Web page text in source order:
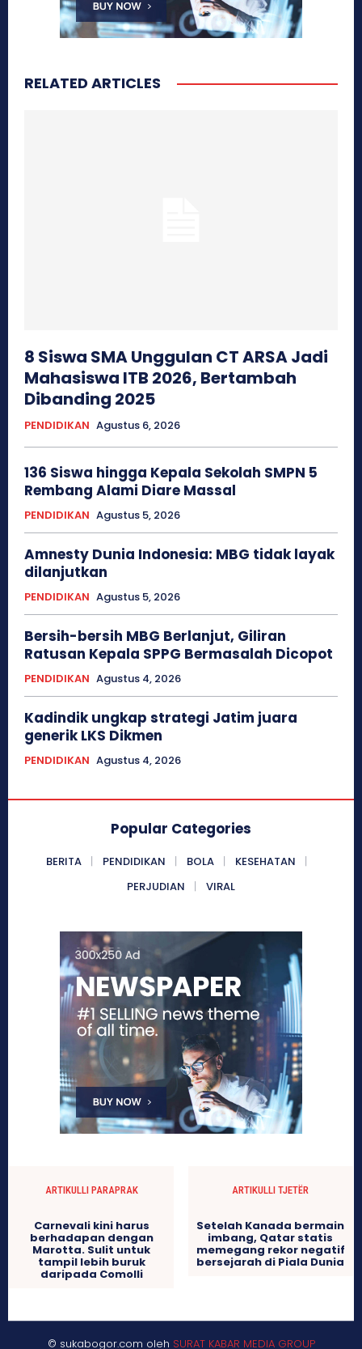
RELATED ARTICLES
8 Siswa SMA Unggulan CT ARSA Jadi
Mahasiswa ITB 2026, Bertambah
Dibanding 2025
PENDIDIKAN Agustus 6, 2026
136 Siswa hingga Kepala Sekolah SMPN 5
Rembang Alami Diare Massal
PENDIDIKAN Agustus 5, 2026
Amnesty Dunia Indonesia: MBG tidak layak
dilanjutkan
PENDIDIKAN Agustus 5, 2026
Bersih-bersih MBG Berlanjut, Giliran
Ratusan Kepala SPPG Bermasalah Dicopot
PENDIDIKAN Agustus 4, 2026
Kadindik ungkap strategi Jatim juara
generik LKS Dikmen
PENDIDIKAN Agustus 4, 2026
Popular Categories
BERITA PENDIDIKAN BOLA
KESEHATAN
PERJUDIAN
VIRAL
ARTIKULLI PARAPRAK
Carnevali kini harus
berhadapan dengan
Marotta. Sulit untuk
tampil lebih buruk
daripada Comolli
ARTIKULLI TJETËR
Setelah Kanada bermain
imbang, Qatar statis
memegang rekor negatif
bersejarah di Piala Dunia
© sukabogor.com oleh SURAT KABAR MEDIA GROUP